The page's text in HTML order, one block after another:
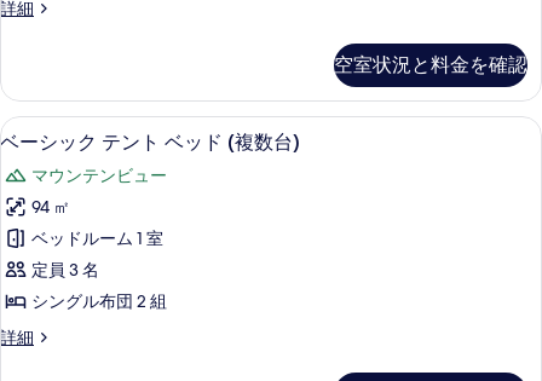
す
の
写
真
を
表
示
す
る
パ
ィ
オ
マ
ウ
ン
テ
ン
ビ
ュ
1
ィ
オ
マ
ウ
ン
テ
ン
ビ
ュ
ー
詳
ク
イ
ー
ン
ベ
ッ
ド
1
台
詳細
プ
ム
キ
ャ
ン
ク
イ
ー
ン
ベ
ッ
ド
空室状況と料金を確認
ベ
ー
シ
ッ
ク
テ
ト
9
ベーシック テント ベッド (複数台)
マウンテンビュー
94 ㎡
ベッドルーム 1 室
定員 3 名
シングル布団 2 組
詳細
ベ